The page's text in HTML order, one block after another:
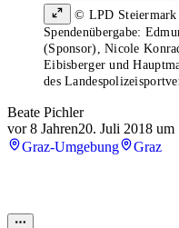
© LPD Steiermark
Spendenübergabe:
(Sponsor), Nicole
Eibisberger und
des
Beate Pichler
vor 8 Jahren20. Juli 2018 um
Graz-Umgebung
Graz